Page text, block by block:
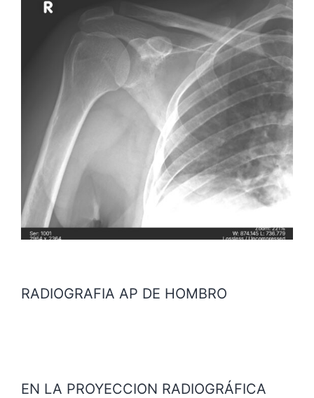
RADIOGRAFIA AP DE HOMBRO
EN LA PROYECCION RADIOGRÁFICA